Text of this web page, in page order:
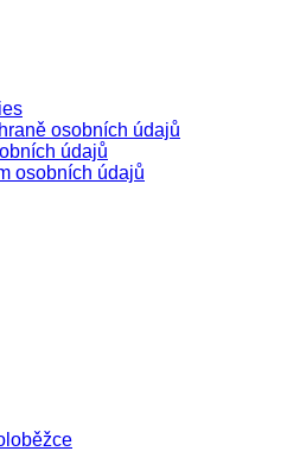
osobních údajů
údajů
osobních údajů